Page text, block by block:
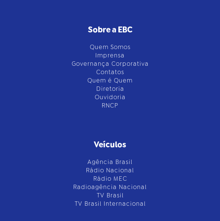
Sobre a EBC
Quem Somos
Imprensa
Governança Corporativa
Contatos
Quem é Quem
Diretoria
Ouvidoria
RNCP
Veículos
Agência Brasil
Rádio Nacional
Rádio MEC
Radioagência Nacional
TV Brasil
TV Brasil Internacional